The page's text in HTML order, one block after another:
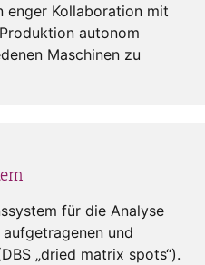
enger Kollaboration mit
autonom
Maschinen zu
für die Analyse
und
„dried matrix spots“).